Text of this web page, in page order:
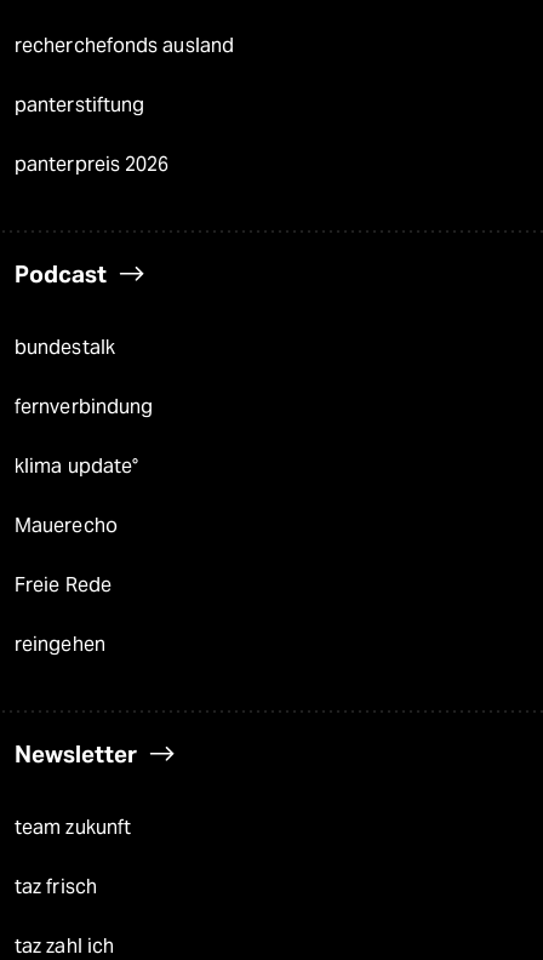
recherchefonds ausland
panterstiftung
panterpreis 2026
Podcast
bundestalk
fernverbindung
klima update°
Mauerecho
Freie Rede
reingehen
Newsletter
team zukunft
taz frisch
taz zahl ich